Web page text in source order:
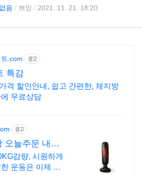
음 / 쁘잉 / 2021. 11. 21. 18:20
.com 광고
특감
격 할인안내, 쉽고 간편한, 체지방
무료상담
광고
오늘주문 내일
감량, 시원하게
운동은 이제 그